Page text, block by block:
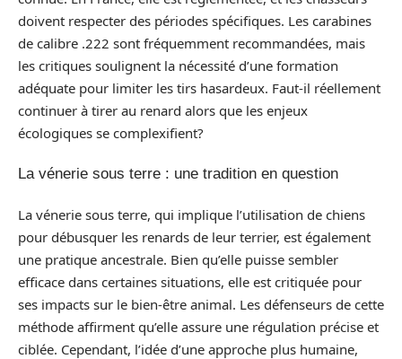
doivent respecter des périodes spécifiques. Les carabines
de calibre .222 sont fréquemment recommandées, mais
les critiques soulignent la nécessité d’une formation
adéquate pour limiter les tirs hasardeux. Faut-il réellement
continuer à tirer au renard alors que les enjeux
écologiques se complexifient?
La vénerie sous terre : une tradition en question
La vénerie sous terre, qui implique l’utilisation de chiens
pour débusquer les renards de leur terrier, est également
une pratique ancestrale. Bien qu’elle puisse sembler
efficace dans certaines situations, elle est critiquée pour
ses impacts sur le bien-être animal. Les défenseurs de cette
méthode affirment qu’elle assure une régulation précise et
ciblée. Cependant, l’idée d’une approche plus humaine,